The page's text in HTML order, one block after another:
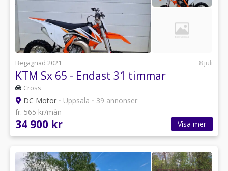
Begagnad 2021 8 juli
KTM Sx 65 - Endast 31 timmar
Cross
DC Motor • Uppsala • 39 annonser
fr. 565 kr/mån
34 900 kr Visa mer